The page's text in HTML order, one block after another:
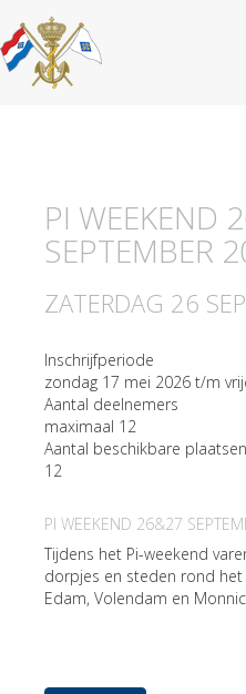
PI WEEKEND
SEPTEMBER
ZATERDAG 26
Inschrijfperiode
zondag 17 mei 2026 t/m
Aantal deelnemers
maximaal 12
Aantal beschikbare plaatsen
12
PI WEEKEND 26&27
Tijdens het Pi-weekend
dorpjes en steden rond het
Edam, Volendam en